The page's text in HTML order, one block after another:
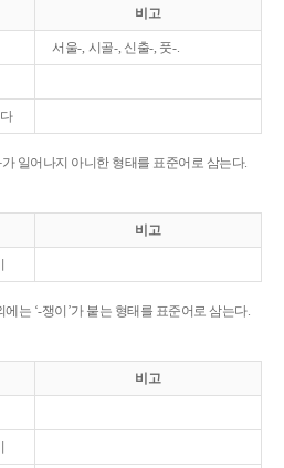
비고
서울-, 시골-, 신출-, 풋-.
가 일어나지 아니한 형태를 표준어로 삼는다.
비고
에는 ‘-쟁이’가 붙는 형태를 표준어로 삼는다.
비고